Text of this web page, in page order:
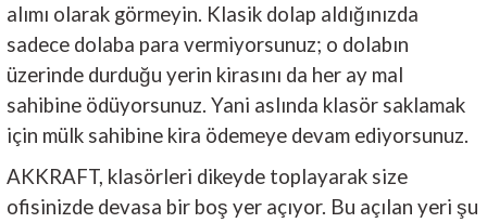
alımı olarak görmeyin. Klasik dolap aldığınızda
sadece dolaba para vermiyorsunuz; o dolabın
üzerinde durduğu yerin kirasını da her ay mal
sahibine ödüyorsunuz. Yani aslında klasör saklamak
için mülk sahibine kira ödemeye devam ediyorsunuz.
AKKRAFT, klasörleri dikeyde toplayarak size
ofisinizde devasa bir boş yer açıyor. Bu açılan yeri şu